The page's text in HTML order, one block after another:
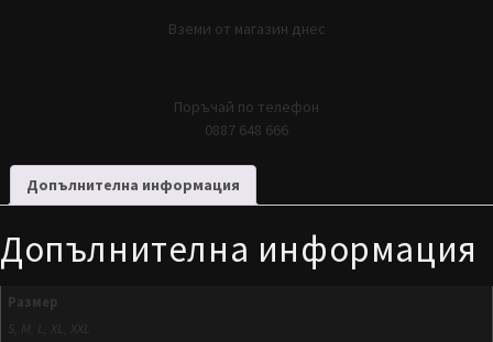
Вземи от магазин днес
Поръчай по телефон
0887 648 666
Допълнителна информация
Допълнителна информация
Размер
S, M, L, XL, XXL